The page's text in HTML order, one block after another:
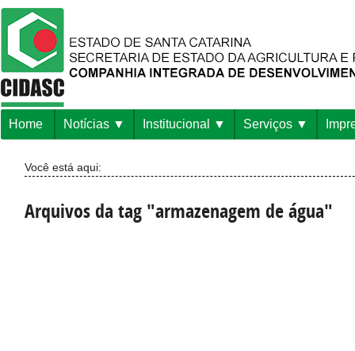
Home Notícias Institucional Serviços
Você está aqui:
Arquivos da tag "armazenagem de água"